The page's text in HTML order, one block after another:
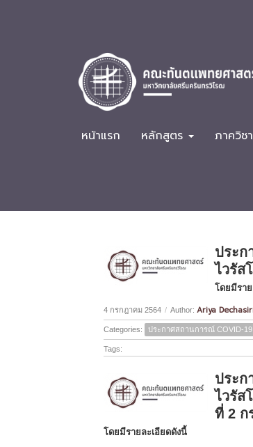
หน้าแรก หลักสูตร ภาควิช
ประก
ไวรัส
โดยมีรา
4 กรกฎาคม 2564 / Author: Ariya
Categories: ประกาศสถานการณ์ COVID-19
Tags:
ประก
ไวรัส
ที่ 2 ก
โดยมีรายละเอียดดังนี้